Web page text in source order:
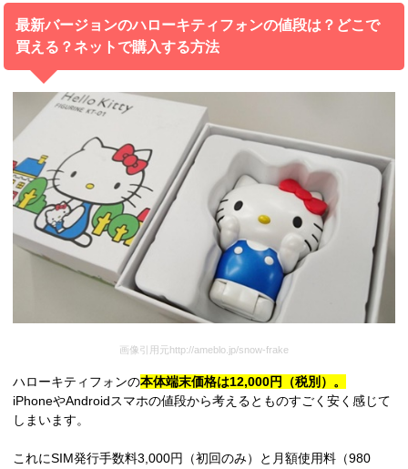
最新バージョンのハローキティフォンの値段は？どこで
買える？ネットで購入する方法
画像引用元http://ameblo.jp/snow-frake
ハローキティフォンの本体端末価格は12,000円（税別）。
iPhoneやAndroidスマホの値段から考えるとものすごく安く感じて
しまいます。
これにSIM発行手数料3,000円（初回のみ）と月額使用料（980